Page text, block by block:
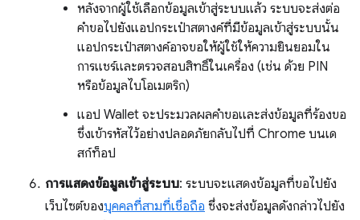
หลังจากผู้ใช้เลือกข้อมูลเข้าสู่ระบบแล้ว ระบบจะส่งต่อ
คำขอไปยังแอปกระเป๋าสตางค์ที่มีข้อมูลเข้าสู่ระบบนั้น
แอปกระเป๋าสตางค์อาจขอให้ผู้ใช้ให้ความยินยอมใน
การแชร์และตรวจสอบสิทธิ์ในเครื่อง (เช่น ด้วย PIN
หรือข้อมูลไบโอเมตริก)
แอป Wallet จะประมวลผลคำขอและส่งข้อมูลที่ร้องขอ
ซึ่งเข้ารหัสไว้อย่างปลอดภัยกลับไปที่ Chrome บนเด
สก์ท็อป
การแสดงข้อมูลเข้าสู่ระบบ: ระบบจะแสดงข้อมูลที่ขอไปยัง
เว็บไซต์ของบุคคลที่สามที่เชื่อถือ ซึ่งจะส่งข้อมูลดังกล่าวไปยัง